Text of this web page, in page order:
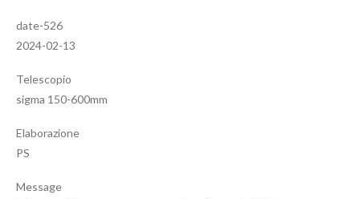
date-526
2024-02-13
Telescopio
sigma 150-600mm
Elaborazione
PS
Message